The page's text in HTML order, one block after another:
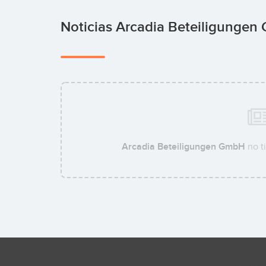
Noticias Arcadia Beteiligungen
Arcadia Beteiligungen GmbH no